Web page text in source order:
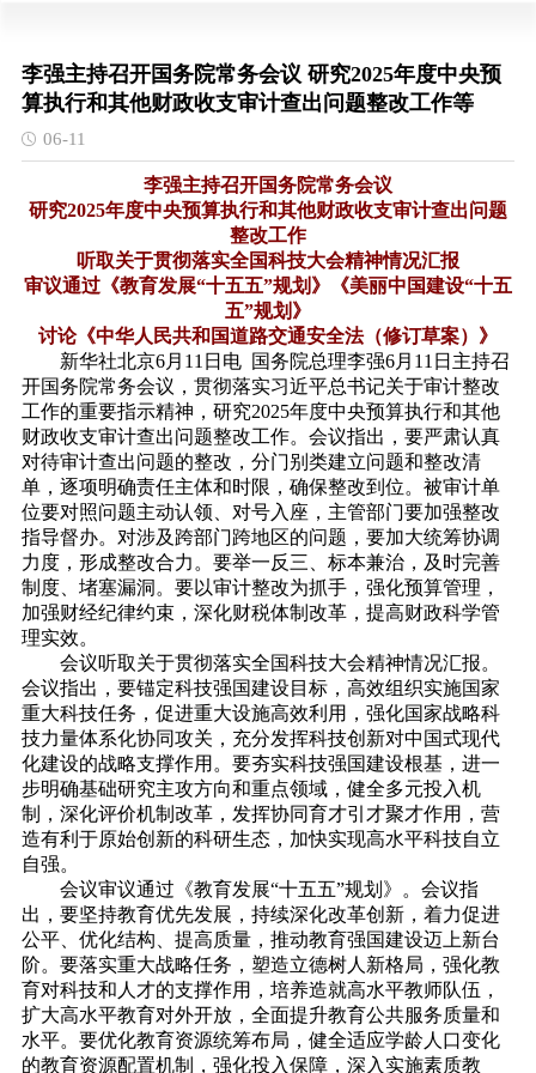
李强主持召开国务院常务会议 研究2025年度中央预
算执行和其他财政收支审计查出问题整改工作等
06-11
李强主持召开国务院常务会议
研究2025年度中央预算执行和其他财政收支审计查出问题
整改工作
听取关于贯彻落实全国科技大会精神情况汇报
审议通过《教育发展“十五五”规划》《美丽中国建设“十五
五”规划》
讨论《中华人民共和国道路交通安全法（修订草案）》
新华社北京6月11日电 国务院总理李强6月11日主持召
开国务院常务会议，贯彻落实习近平总书记关于审计整改
工作的重要指示精神，研究2025年度中央预算执行和其他
财政收支审计查出问题整改工作。会议指出，要严肃认真
对待审计查出问题的整改，分门别类建立问题和整改清
单，逐项明确责任主体和时限，确保整改到位。被审计单
位要对照问题主动认领、对号入座，主管部门要加强整改
指导督办。对涉及跨部门跨地区的问题，要加大统筹协调
力度，形成整改合力。要举一反三、标本兼治，及时完善
制度、堵塞漏洞。要以审计整改为抓手，强化预算管理，
加强财经纪律约束，深化财税体制改革，提高财政科学管
理实效。
会议听取关于贯彻落实全国科技大会精神情况汇报。
会议指出，要锚定科技强国建设目标，高效组织实施国家
重大科技任务，促进重大设施高效利用，强化国家战略科
技力量体系化协同攻关，充分发挥科技创新对中国式现代
化建设的战略支撑作用。要夯实科技强国建设根基，进一
步明确基础研究主攻方向和重点领域，健全多元投入机
制，深化评价机制改革，发挥协同育才引才聚才作用，营
造有利于原始创新的科研生态，加快实现高水平科技自立
自强。
会议审议通过《教育发展“十五五”规划》。会议指
出，要坚持教育优先发展，持续深化改革创新，着力促进
公平、优化结构、提高质量，推动教育强国建设迈上新台
阶。要落实重大战略任务，塑造立德树人新格局，强化教
育对科技和人才的支撑作用，培养造就高水平教师队伍，
扩大高水平教育对外开放，全面提升教育公共服务质量和
水平。要优化教育资源统筹布局，健全适应学龄人口变化
的教育资源配置机制，强化投入保障，深入实施素质教